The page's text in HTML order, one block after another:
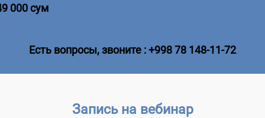
000 сум
Есть вопросы, звоните : +998 78 148-11-72
Запись на вебинар